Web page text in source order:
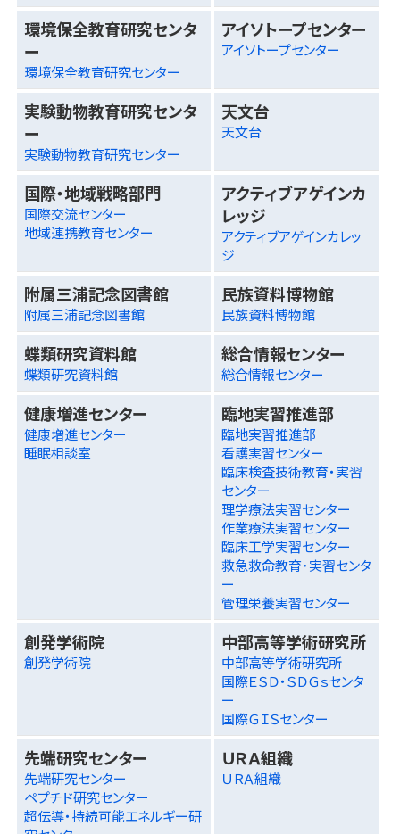
環境保全教育研究センタ
ー
環境保全教育研究センター
アイソトープセンター
アイソトープセンター
実験動物教育研究センタ
ー
実験動物教育研究センター
天文台
天文台
国際・地域戦略部門
国際交流センター
地域連携教育センター
アクティブアゲインカ
レッジ
アクティブアゲインカレッ
ジ
附属三浦記念図書館
附属三浦記念図書館
民族資料博物館
民族資料博物館
蝶類研究資料館
蝶類研究資料館
総合情報センター
総合情報センター
健康増進センター
健康増進センター
睡眠相談室
臨地実習推進部
臨地実習推進部
看護実習センター
臨床検査技術教育・実習
センター
理学療法実習センター
作業療法実習センター
臨床工学実習センター
救急救命教育･実習センタ
ー
管理栄養実習センター
創発学術院
創発学術院
中部高等学術研究所
中部高等学術研究所
国際ＥＳＤ・ＳＤＧｓセンタ
ー
国際ＧＩＳセンター
先端研究センター
先端研究センター
ペプチド研究センター
超伝導・持続可能エネルギー研
ＵＲＡ組織
ＵＲＡ組織